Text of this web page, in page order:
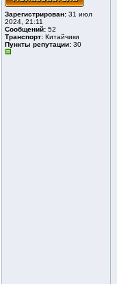
Зарегистрирован: 31 июл
2024, 21:11
Сообщений: 52
Транспорт: Китайчики
Пункты репутации: 30